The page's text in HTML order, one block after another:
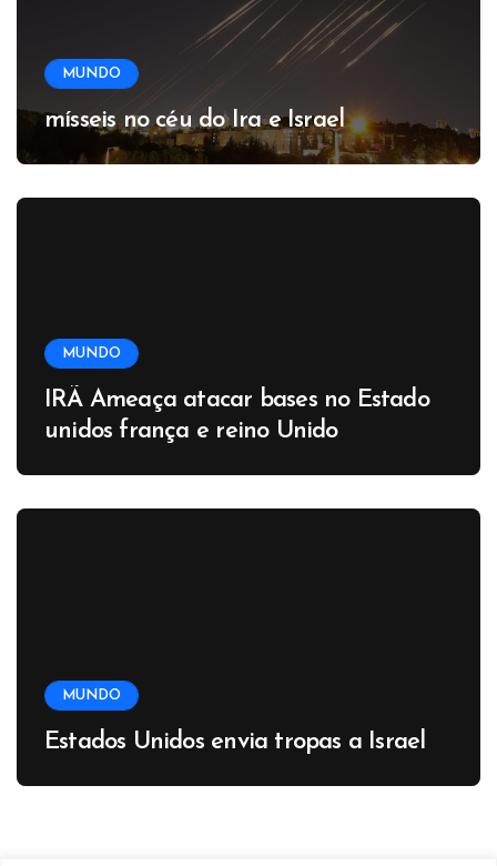
MUNDO
mísseis no céu do Ira e Israel
MUNDO
IRÃ Ameaça atacar bases no Estado
unidos frança e reino Unido
MUNDO
Estados Unidos envia tropas a Israel